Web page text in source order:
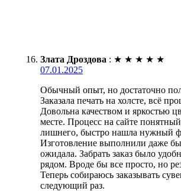
Злата Дроздова : ★ ★ ★ ★ ★
07.01.2025
Обычный опыт, но достаточно
Заказала печать на холсте, всё
Довольна качеством и яркостью
месте. Процесс на сайте
лишнего, быстро нашла нужный
Изготовление выполнили даже
ожидала. Забрать заказ было
рядом. Вроде бы все просто, но
Теперь собираюсь заказывать
следующий раз.